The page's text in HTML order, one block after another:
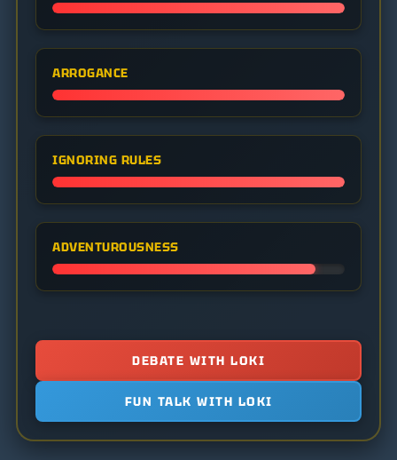
ARROGANCE
IGNORING RULES
ADVENTUROUSNESS
DEBATE WITH LOKI
FUN TALK WITH LOKI